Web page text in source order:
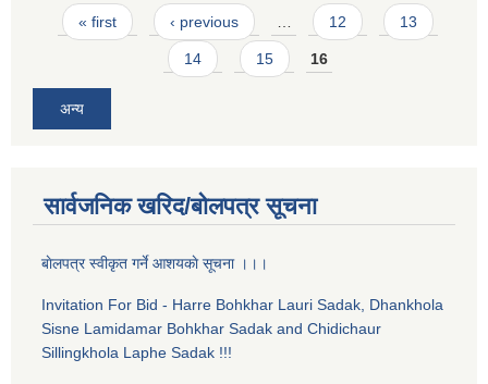
Pages
« first ‹ previous 12 13
14 15 16
अन्य
सार्वजनिक खरिद/बोलपत्र सूचना
बाेलपत्र स्वीकृत गर्ने आशयकाे सूचना ।।।
Invitation For Bid - Harre Bohkhar Lauri Sadak, Dhankhola
Sisne Lamidamar Bohkhar Sadak and Chidichaur
Sillingkhola Laphe Sadak !!!